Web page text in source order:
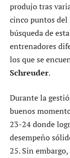
produjo tras
cinco puntos del
búsqueda de
entrenadores
los que se
Schreuder.
Durante la
buenos
23-24 donde
desempeño
25. Sin